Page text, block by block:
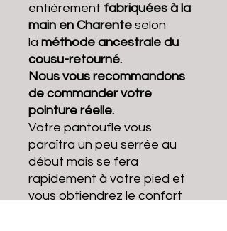
entièrement fabriquées à la
main en Charente selon
la méthode ancestrale du
cousu-retourné.
Nous vous recommandons
de commander votre
pointure réelle.
Votre pantoufle vous
paraîtra un peu serrée au
début mais se fera
rapidement à votre pied et
vous obtiendrez le confort